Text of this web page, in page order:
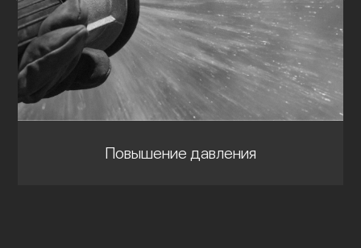
Повышение давления